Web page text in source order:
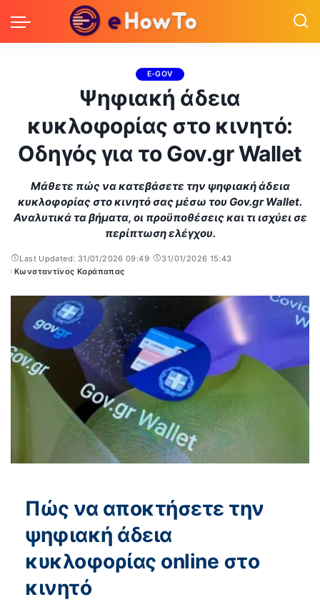
E-GOV
Ψηφιακή άδεια
κυκλοφορίας στο κινητό:
Οδηγός για το Gov.gr Wallet
Μάθετε πώς να κατεβάσετε την ψηφιακή άδεια
κυκλοφορίας στο κινητό σας μέσω του Gov.gr Wallet.
Αναλυτικά τα βήματα, οι προϋποθέσεις και τι ισχύει σε
περίπτωση ελέγχου.
Last Updated: 31/01/2026 09:49
31/01/2026 15:43
Posted
Κωνσταντίνος Καράπαπας
Πώς να αποκτήσετε την
ψηφιακή άδεια
κυκλοφορίας online στο
κινητό